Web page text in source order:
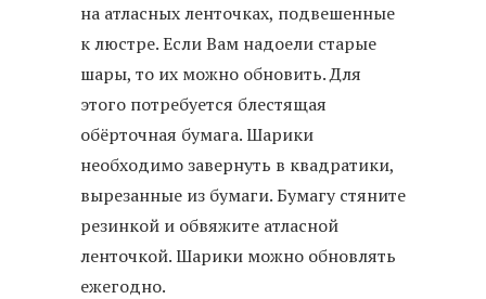
на атласных ленточках, подвешенные
к люстре. Если Вам надоели старые
шары, то их можно обновить. Для
этого потребуется блестящая
обёрточная бумага. Шарики
необходимо завернуть в квадратики,
вырезанные из бумаги. Бумагу стяните
резинкой и обвяжите атласной
ленточкой. Шарики можно обновлять
ежегодно.